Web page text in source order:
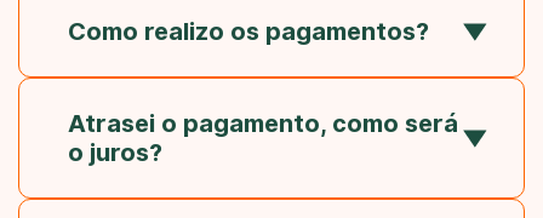
Como realizo os pagamentos?
Atrasei o pagamento, como será
o juros?